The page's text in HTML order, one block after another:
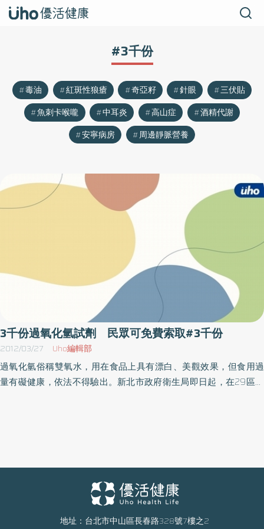
#3千份
毒油 紅斑性狼瘡 奇亞籽 針眼
三伏貼
魚刺卡喉嚨
中耳炎 高山症
酒精代謝
安寧病房
周邊靜脈營養
3千份過氧化氫試劑 民眾可免費索取#3千份
2012/03/27 Uho編輯部
過氧化氫俗稱雙氧水，用在食品上具有漂白、美觀效果，但食用過
量有礙健康，依法不得驗出。新北市政府衛生局即日起，在29區衛
鍰。衛生局食品藥物管理科長林冠蓁說，為保障市民健康，衛生局
特提供3000份過氧化氫檢驗試劑，自即日起可向所在地的衛生所免
費索取，讓民眾在家也可簡易初步篩檢。索取時間為週一至週五上
地址：台北市中山區長春路328號7樓之2